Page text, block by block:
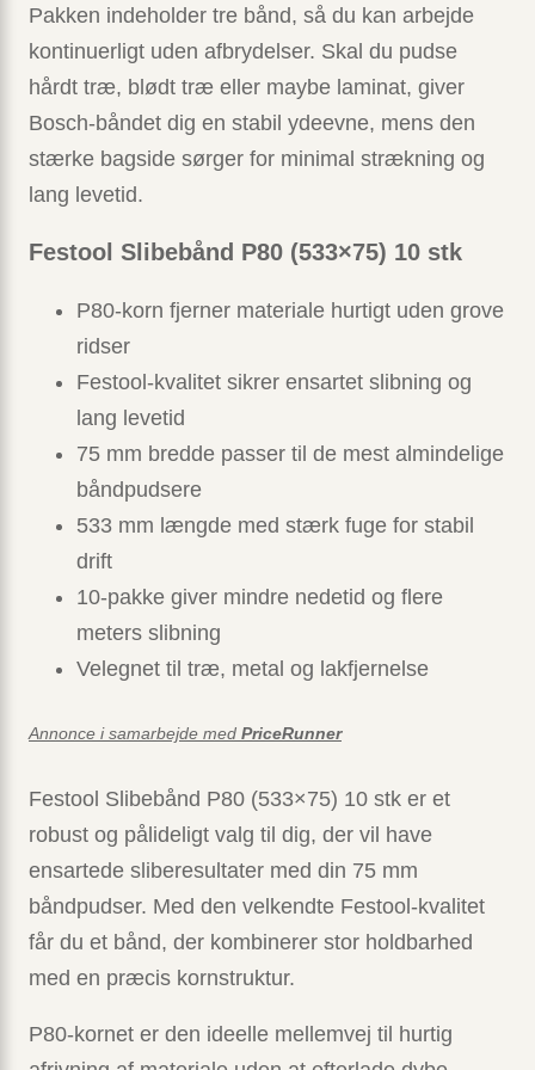
Pakken indeholder tre bånd, så du kan arbejde
kontinuerligt uden afbrydelser. Skal du pudse
hårdt træ, blødt træ eller maybe laminat, giver
Bosch-båndet dig en stabil ydeevne, mens den
stærke bagside sørger for minimal strækning og
lang levetid.
Festool Slibebånd P80 (533×75) 10 stk
P80-korn fjerner materiale hurtigt uden grove
ridser
Festool-kvalitet sikrer ensartet slibning og
lang levetid
75 mm bredde passer til de mest almindelige
båndpudsere
533 mm længde med stærk fuge for stabil
drift
10-pakke giver mindre nedetid og flere
meters slibning
Velegnet til træ, metal og lakfjernelse
Annonce i samarbejde med PriceRunner
Festool Slibebånd P80 (533×75) 10 stk er et
robust og pålideligt valg til dig, der vil have
ensartede sliberesultater med din 75 mm
båndpudser. Med den velkendte Festool-kvalitet
får du et bånd, der kombinerer stor holdbarhed
med en præcis kornstruktur.
P80-kornet er den ideelle mellemvej til hurtig